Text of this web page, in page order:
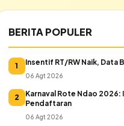
BERITA POPULER
1 Insentif RT/RW Naik, Data
06 Agt 2026
2
Karnaval Rote Ndao 2026:
Pendaftaran
06 Agt 2026